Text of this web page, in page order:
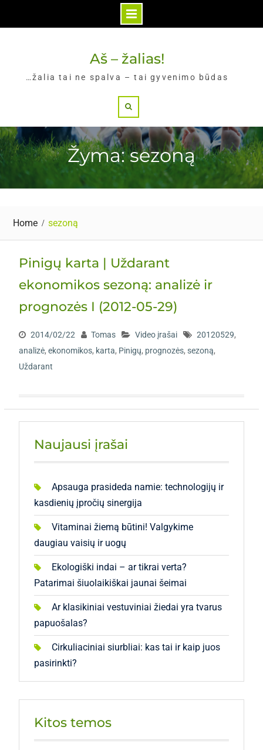
Aš – žalias!
…žalia tai ne spalva – tai gyvenimo būdas
Žyma: sezoną
Home sezoną
Pinigų karta | Uždarant
ekonomikos sezoną: analizė ir
prognozės I (2012-05-29)
2014/02/22 Tomas Video įrašai 20120529,
analizė, ekonomikos, karta, Pinigų, prognozės, sezoną,
Uždarant
Naujausi įrašai
Apsauga prasideda namie: technologijų ir
kasdienių įpročių sinergija
Vitaminai žiemą būtini! Valgykime
daugiau vaisių ir uogų
Ekologiški indai – ar tikrai verta?
Patarimai šiuolaikiškai jaunai šeimai
Ar klasikiniai vestuviniai žiedai yra tvarus
papuošalas?
Cirkuliaciniai siurbliai: kas tai ir kaip juos
pasirinkti?
Kitos temos